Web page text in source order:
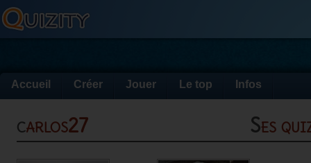
Accueil Créer Jouer Le top Infos
carlos27 Ses